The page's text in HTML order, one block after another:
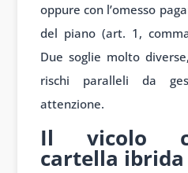
oppure con l’omesso
del piano (art. 1,
Due soglie molto
rischi paralleli da
attenzione.
Il vicolo
cartella ibrida